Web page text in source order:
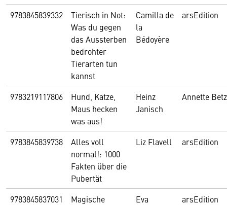
9783845839332
Tierisch in Not:
Was du gegen
das Aussterben
bedrohter
Tierarten tun
kannst
Camilla de
la
Bédoyère
arsEdition
9783219117806
Hund, Katze,
Maus hecken
was aus!
Heinz
Janisch
Annette Betz
9783845839738
Alles voll
normal!: 1000
Fakten über die
Pubertät
Liz Flavell arsEdition
9783845837031
Magische
Eva
arsEdition